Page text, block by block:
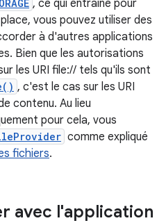
, ce qui entraîne pour
vous pouvez utiliser des
à d'autres applications
Bien que les autorisations
les URI file:// tels qu'ils sont
, c'est le cas sur les URI
contenu. Au lieu
pour cela, vous
comme expliqué
fichiers.
avec l'application